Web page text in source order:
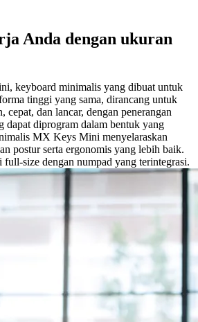
Anda dengan ukuran
keyboard minimalis yang dibuat untuk
tinggi yang sama, dirancang untuk
cepat, dan lancar, dengan penerangan
dapat diprogram dalam bentuk yang
MX Keys Mini menyelaraskan
postur serta ergonomis yang lebih baik.
full-size dengan numpad yang terintegrasi.